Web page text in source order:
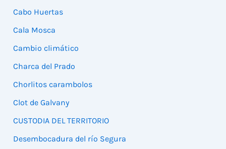
Cabo Huertas
Cala Mosca
Cambio climático
Charca del Prado
Chorlitos carambolos
Clot de Galvany
CUSTODIA DEL TERRITORIO
Desembocadura del río Segura